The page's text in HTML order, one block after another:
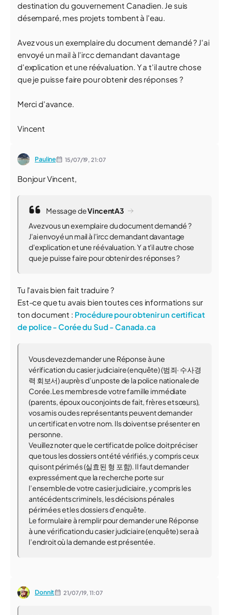
destination du gouvernement Canadien. Je suis
désemparé, mes projets tombent à l'eau.
Avez vous un exemplaire du document demandé ? J'ai
envoyé un mail à l'ircc demandant davantage
d'explication et une réévaluation. Y a t'il autre chose
que je puisse faire pour obtenir des réponses ?
Merci d'avance.
Vincent
Pauline 15/07/19,21:07
Bonjour Vincent,
Message deVincentA3
Avez vous un exemplaire du document demandé ?
J'ai envoyé un mail à l'ircc demandant davantage
d'explication et une réévaluation. Y a t'il autre chose
que je puisse faire pour obtenir des réponses ?
Tu l'avais bien fait traduire ?
Est-ce que tu avais bien toutes ces informations sur
ton document : Procédure pour obtenir un certificat
de police - Corée du Sud - Canada.ca
Vous devez demander une Réponse à une
vérification du casier judiciaire (enquête) (범죄· 수사경
력 회보서) auprès d’un poste de la police nationale de
Corée.Les membres de votre famille immédiate
(parents, époux ou conjoints de fait, frères et sœurs),
vos amis ou des représentants peuvent demander
un certificat en votre nom. Ils doivent se présenter en
personne.
Veuillez noter que le certificat de police doit préciser
que tous les dossiers ont été vérifiés, y compris ceux
qui sont périmés (실효된 형 포함). Il faut demander
expressément que la recherche porte sur
l’ensemble de votre casier judiciaire, y compris les
antécédents criminels, les décisions pénales
périmées et les dossiers d’enquête.
Le formulaire à remplir pour demander une Réponse
à une vérification du casier judiciaire (enquête) sera à
l’endroit où la demande est présentée.
Donnit 21/07/19,11:07